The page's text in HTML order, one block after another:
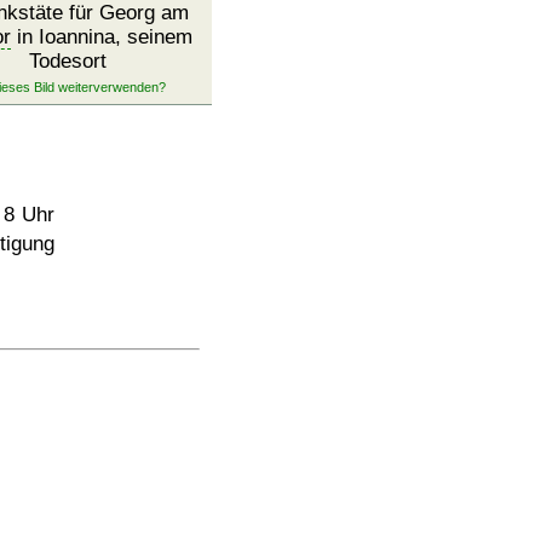
für Georg am
in Ioannina, seinem
Todesort
Uhr